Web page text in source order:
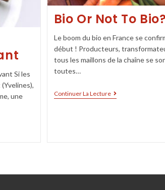
Si les
une
Bio Or Not To Bio?
Le boom du bio en France se
début ! Producteurs,
tous les maillons de la chaîne se
toutes…
Continuer La Lecture